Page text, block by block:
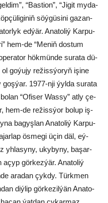
“Bas­ti­on”, “Ji­git my­da­
söý­gü­si­ni ga­zan­
ed­ýär. Anatoliý Kar­pu­
hem-de “Me­niň dos­tum
hök­mün­de su­ra­ta dü­
go­ýu­jy re­žiss­ýo­ryň işi­ne
1977-nji ýyl­da su­ra­ta
“Ofi­ser Was­sy” at­ly çe­
hem-de re­žiss­ýor bo­lup iş­
ba­gyşlan Ana­to­liý Kar­pu­
ös­me­gi üçin däl, eý­
yh­la­sy­ny, uky­by­ny, ba­şar­
açyp gör­kez­ýär. Ana­to­liý
ara­dan çyk­dy. Türk­men
diý­lip gör­ke­zil­ýän Ana­to­